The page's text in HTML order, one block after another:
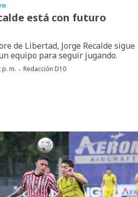
está con futuro
de Libertad, Jorge Recalde sigue
equipo para seguir jugando.
p. m. ·Redacción D10